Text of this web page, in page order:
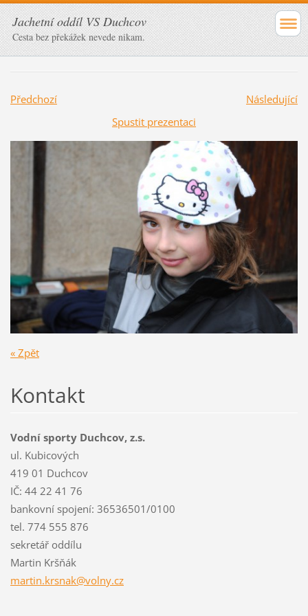
Jachetní oddíl VS Duchcov
Cesta bez překážek nevede nikam.
Předchozí
Následující
Spustit prezentaci
« Zpět
Kontakt
Vodní sporty Duchcov, z.s.
ul. Kubicových
419 01 Duchcov
IČ: 44 22 41 76
bankovní spojení: 36536501/0100
tel. 774 555 876
sekretář oddílu
Martin Kršňák
martin.krsnak@volny.cz